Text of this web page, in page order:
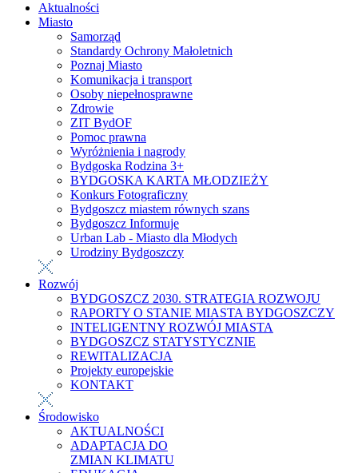
Aktualności
Miasto
Samorząd
Standardy Ochrony Małoletnich
Poznaj Miasto
Komunikacja i transport
Osoby niepełnosprawne
Zdrowie
ZIT BydOF
Pomoc prawna
Wyróżnienia i nagrody
Bydgoska Rodzina 3+
BYDGOSKA KARTA MŁODZIEŻY
Konkurs Fotograficzny
Bydgoszcz miastem równych szans
Bydgoszcz Informuje
Urban Lab - Miasto dla Młodych
Urodziny Bydgoszczy
Rozwój
BYDGOSZCZ 2030. STRATEGIA ROZWOJU
RAPORTY O STANIE MIASTA BYDGOSZCZY
INTELIGENTNY ROZWÓJ MIASTA
BYDGOSZCZ STATYSTYCZNIE
REWITALIZACJA
Projekty europejskie
KONTAKT
Środowisko
AKTUALNOŚCI
ADAPTACJA DO
ZMIAN KLIMATU